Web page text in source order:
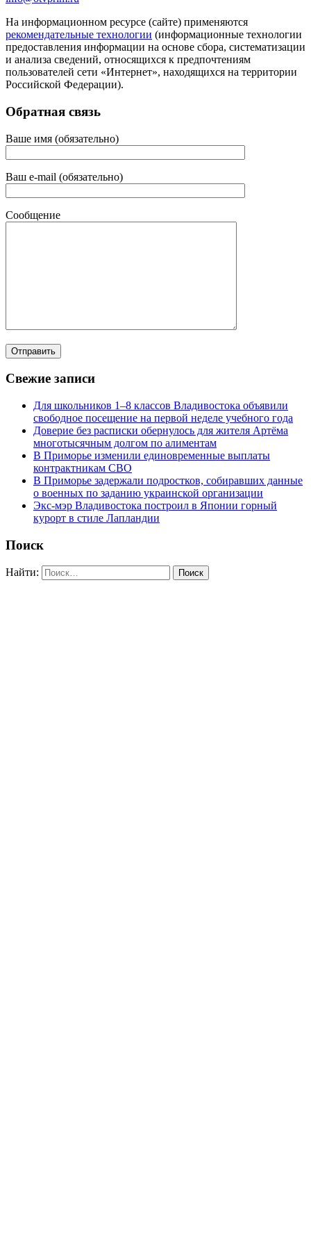
На информационном ресурсе (сайте) применяются
рекомендательные технологии (информационные технологии
предоставления информации на основе сбора, систематизации
и анализа сведений, относящихся к предпочтениям
пользователей сети «Интернет», находящихся на территории
Российской Федерации).
Обратная связь
Ваше имя (обязательно)
Ваш e-mail (обязательно)
Сообщение
Свежие записи
Для школьников 1–8 классов Владивостока объявили
свободное посещение на первой неделе учебного года
Доверие без расписки обернулось для жителя Артёма
многотысячным долгом по алиментам
В Приморье изменили единовременные выплаты
контрактникам СВО
В Приморье задержали подростков, собиравших данные
о военных по заданию украинской организации
Экс-мэр Владивостока построил в Японии горный
курорт в стиле Лапландии
Поиск
Найти: